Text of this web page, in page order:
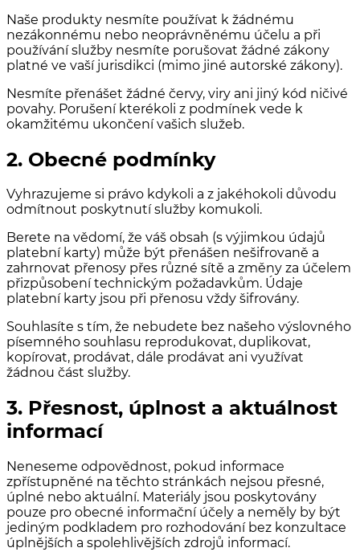
Naše produkty nesmíte používat k žádnému
nezákonnému nebo neoprávněnému účelu a při
používání služby nesmíte porušovat žádné zákony
platné ve vaší jurisdikci (mimo jiné autorské zákony).
Nesmíte přenášet žádné červy, viry ani jiný kód ničivé
povahy. Porušení kterékoli z podmínek vede k
okamžitému ukončení vašich služeb.
2. Obecné podmínky
Vyhrazujeme si právo kdykoli a z jakéhokoli důvodu
odmítnout poskytnutí služby komukoli.
Berete na vědomí, že váš obsah (s výjimkou údajů
platební karty) může být přenášen nešifrovaně a
zahrnovat přenosy přes různé sítě a změny za účelem
přizpůsobení technickým požadavkům. Údaje
platební karty jsou při přenosu vždy šifrovány.
Souhlasíte s tím, že nebudete bez našeho výslovného
písemného souhlasu reprodukovat, duplikovat,
kopírovat, prodávat, dále prodávat ani využívat
žádnou část služby.
3. Přesnost, úplnost a aktuálnost
informací
Neneseme odpovědnost, pokud informace
zpřístupněné na těchto stránkách nejsou přesné,
úplné nebo aktuální. Materiály jsou poskytovány
pouze pro obecné informační účely a neměly by být
jediným podkladem pro rozhodování bez konzultace
úplnějších a spolehlivějších zdrojů informací.